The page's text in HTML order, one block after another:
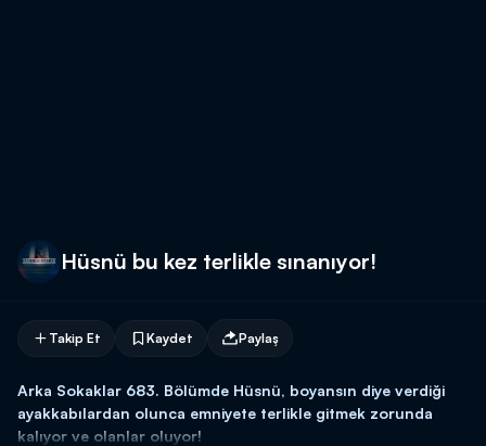
Hüsnü bu kez terlikle sınanıyor!
Takip Et Kaydet Paylaş
Arka Sokaklar 683. Bölümde Hüsnü, boyansın diye verdiği
ayakkabılardan olunca emniyete terlikle gitmek zorunda
kalıyor ve olanlar oluyor!